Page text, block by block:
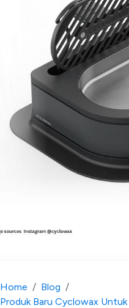
Home / Blog /
Produk Baru Cyclowax